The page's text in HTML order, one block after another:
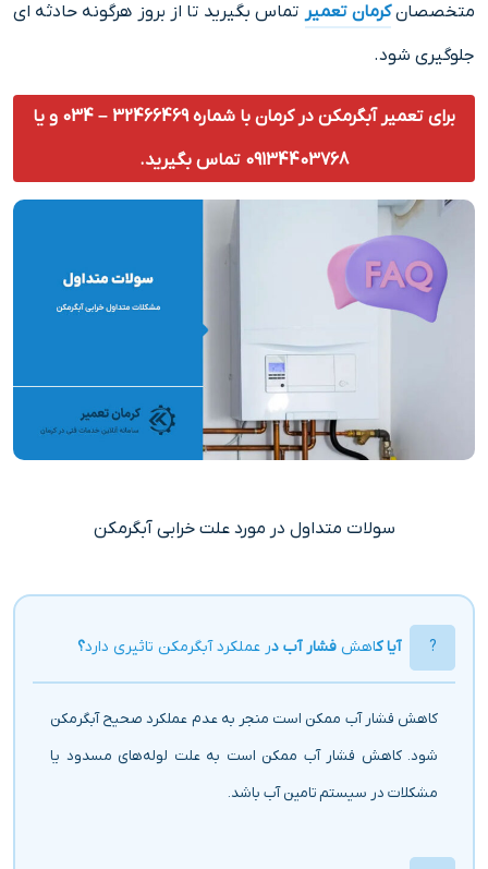
متخصصانکرمان تعمیر تماس بگیرید تا از بروز هرگونه حادثه ای
جلوگیری شود.
برای تعمیر آبگرمکن در کرمان با شماره 32466469 – 034 و یا
09134403768 تماس بگیرید.
سولات متداول در مورد علت خرابی آبگرمکن
آیا کاهش فشار آب در عملکرد آبگرمکن تاثیری دارد؟
کاهش فشار آب ممکن است منجر به عدم عملکرد صحیح آبگرمکن
شود. کاهش فشار آب ممکن است به علت لوله‌های مسدود یا
مشکلات در سیستم تامین آب باشد.